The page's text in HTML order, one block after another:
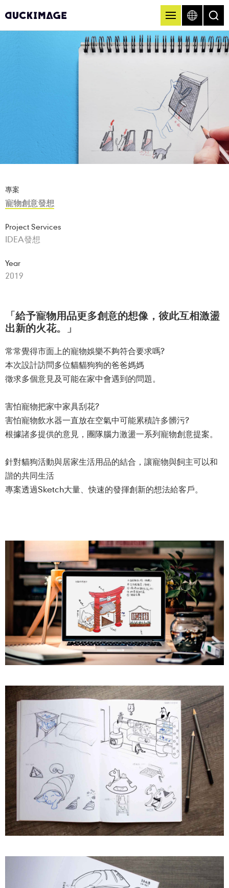
專案
寵物創意發想
Project Services
IDEA發想
Year
2019
「給予寵物用品更多創意的想像，彼此互相激盪
出新的火花。」
常常覺得市面上的寵物娛樂不夠符合要求嗎?
本次設計訪問多位貓貓狗狗的爸爸媽媽
徵求多個意見及可能在家中會遇到的問題。
害怕寵物把家中家具刮花?
害怕寵物飲水器一直放在空氣中可能累積許多髒污?
根據諸多提供的意見，團隊腦力激盪一系列寵物創意提案。
針對貓狗活動與居家生活用品的結合，讓寵物與飼主可以和
諧的共同生活
專案透過Sketch大量、快速的發揮創新的想法給客戶。